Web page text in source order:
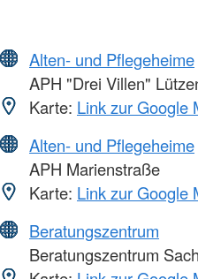
Alten- und Pflegeheime
APH "Drei Villen"
Karte: Link zur Google
Alten- und Pflegeheime
APH Marienstraße
Karte: Link zur Google
Beratungszentrum
Beratungszentrum